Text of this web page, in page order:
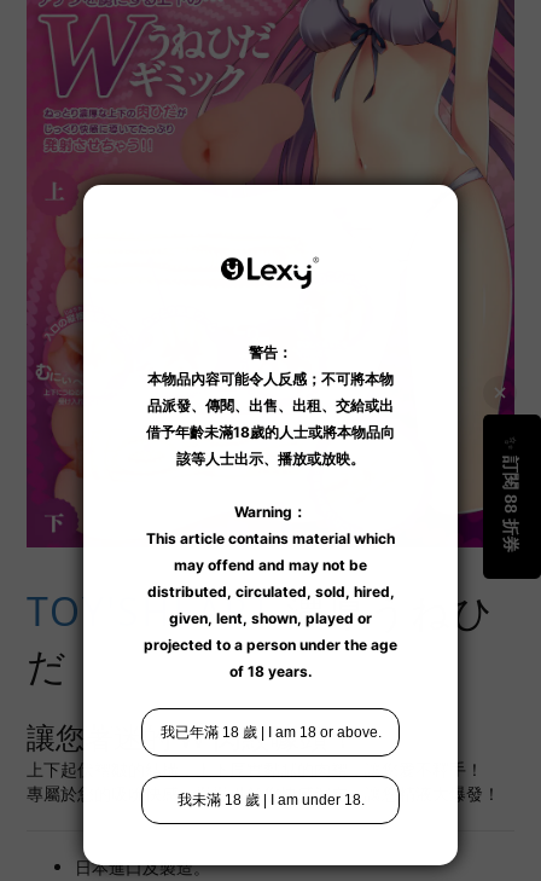
TOY'SHEART濃厚うねひ
だ
讓您著迷的 W 肉紋噱頭！
上下起伏褶皺的結構，上下厚實黏膩的肉褶，讓您愛不釋手！
專屬於您的吸吮快感，慢慢引領您快感深處，讓您精液大爆發！
日本進口及製造。